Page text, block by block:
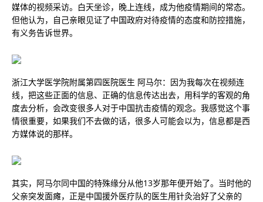
媒体的视频采访。白天坐诊，晚上连线，成为他疫情期间的常态。
但他认为，自己亲眼见证了中国政府对待疫情的态度和防控措施，
有义务告诉世界。
浙江大学医学院附属第四医院医生 阿马尔：因为我每次在视频连
线，把这些正面的信息、正确的信息传达出去，用科学的客观的角
度去分析，会改变很多人对于中国抗击疫情的观念。我感觉这个事
情很重要，如果我们不去做的话，很多人可能会以为，信息都是西
方媒体说的那样。
其实，阿马尔同中国的特殊缘分从他13岁那年便开始了。当时他的
父亲突发面瘫，正是中国援外医疗队的医生用针灸治好了父亲的